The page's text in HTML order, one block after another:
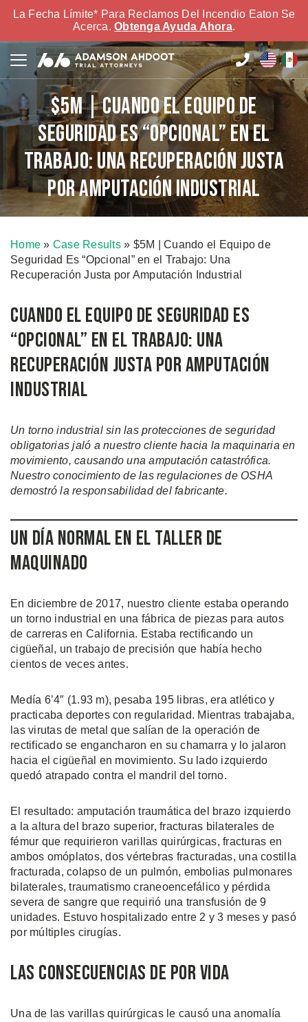
La Fecha Límite* Para Reclamos Del Incendio Eaton Se
Acerca. Obtenga Ayuda Ahora.
$5M | Cuando el Equipo de
Seguridad Es “Opcional” en el
Trabajo: Una Recuperación Justa
por Amputación Industrial
Home » Case Results» $5M | Cuando el Equipo de
Seguridad Es “Opcional” en el Trabajo: Una
Recuperación Justa por Amputación Industrial
Cuando el Equipo de Seguridad Es
“Opcional” en el Trabajo: Una
Recuperación Justa por Amputación
Industrial
Un torno industrial sin las protecciones de seguridad
obligatorias jaló a nuestro cliente hacia la maquinaria en
movimiento, causando una amputación catastrófica.
Nuestro conocimiento de las regulaciones de OSHA
demostró la responsabilidad del fabricante.
Un Día Normal en el Taller de
Maquinado
En diciembre de 2017, nuestro cliente estaba operando
un torno industrial en una fábrica de piezas para autos
de carreras en California. Estaba rectificando un
cigüeñal, un trabajo de precisión que había hecho
cientos de veces antes.
Medía 6’4″ (1.93 m), pesaba 195 libras, era atlético y
practicaba deportes con regularidad. Mientras trabajaba,
las virutas de metal que salían de la operación de
rectificado se engancharon en su chamarra y lo jalaron
hacia el cigüeñal en movimiento. Su lado izquierdo
quedó atrapado contra el mandril del torno.
El resultado: amputación traumática del brazo izquierdo
a la altura del brazo superior, fracturas bilaterales de
fémur que requirieron varillas quirúrgicas, fracturas en
ambos omóplatos, dos vértebras fracturadas, una costilla
fracturada, colapso de un pulmón, embolias pulmonares
bilaterales, traumatismo craneoencefálico y pérdida
severa de sangre que requirió una transfusión de 9
unidades. Estuvo hospitalizado entre 2 y 3 meses y pasó
por múltiples cirugías.
Las Consecuencias de Por Vida
Una de las varillas quirúrgicas le causó una anomalía